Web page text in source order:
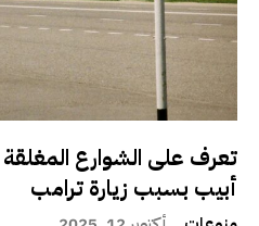
تعرف على الشوارع
أبيب بسبب زيارة ترامب